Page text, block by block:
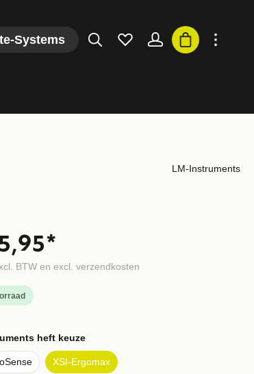
Systems
LM-Instruments
BTW en excl. verzendkosten
heft keuze
XSI-Ergomax